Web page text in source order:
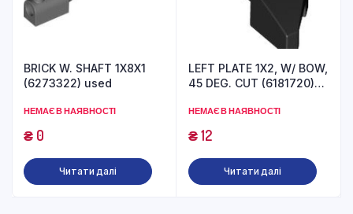
BRICK W. SHAFT 1X8X1
(6273322) used
НЕМАЄ В НАЯВНОСТІ
₴0
Читати далі
LEFT PLATE 1X2, W/ BOW,
45 DEG. CUT (6181720)
НЕМАЄ В НАЯВНОСТІ
₴12
Читати далі